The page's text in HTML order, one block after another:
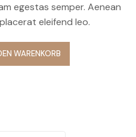
egestas semper. Aenean
eleifend leo.
WARENKORB